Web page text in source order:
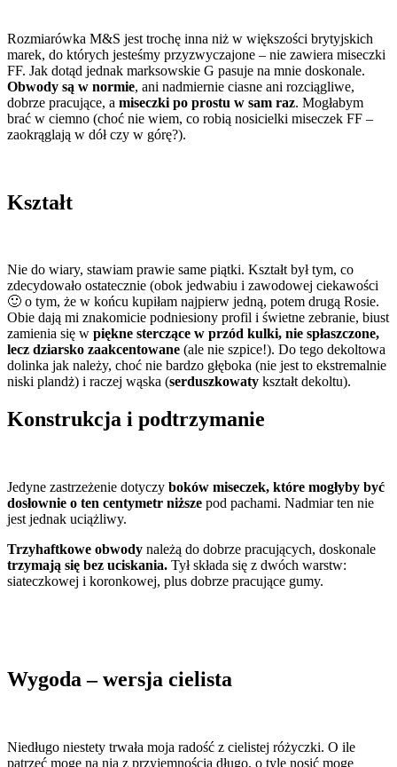
Rozmiarówka M&S jest trochę inna niż w większości brytyjskich
marek, do których jesteśmy przyzwyczajone – nie zawiera miseczki
FF. Jak dotąd jednak marksowskie G pasuje na mnie doskonale.
Obwody są w normie, ani nadmiernie ciasne ani rozciągliwe,
dobrze pracujące, a miseczki po prostu w sam raz. Mogłabym
brać w ciemno (choć nie wiem, co robią nosicielki miseczek FF –
zaokrąglają w dół czy w górę?).
Kształt
Nie do wiary, stawiam prawie same piątki. Kształt był tym, co
zdecydowało ostatecznie (obok jedwabiu i zawodowej ciekawości
🙂 o tym, że w końcu kupiłam najpierw jedną, potem drugą Rosie.
Obie dają mi znakomicie podniesiony profil i świetne zebranie, biust
zamienia się w piękne sterczące w przód kulki, nie spłaszczone,
lecz dziarsko zaakcentowane (ale nie szpice!). Do tego dekoltowa
dolinka jak należy, choć nie bardzo głęboka (nie jest to ekstremalnie
niski plandż) i raczej wąska (serduszkowaty kształt dekoltu).
Konstrukcja i podtrzymanie
Jedyne zastrzeżenie dotyczy boków miseczek, które mogłyby być
dosłownie o ten centymetr niższe pod pachami. Nadmiar ten nie
jest jednak uciążliwy.
Trzyhaftkowe obwody należą do dobrze pracujących, doskonale
trzymają się bez uciskania. Tył składa się z dwóch warstw:
siateczkowej i koronkowej, plus dobrze pracujące gumy.
Wygoda – wersja cielista
Niedługo niestety trwała moja radość z cielistej różyczki. O ile
patrzeć mogę na nią z przyjemnością długo, o tyle nosić mogę